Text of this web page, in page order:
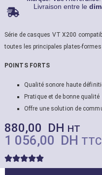
Livraison entre le
Série de casques VT X200
toutes les principales plates-
POINTS FORTS
Qualité sonore haute
Pratique et de bonne qualité
Offre une solution de
880,00 DH HT
1 056,00 DH TTC